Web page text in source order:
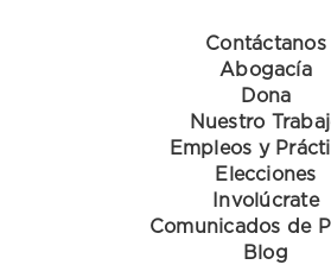
Contáctanos
Abogacía
Dona
Nuestro
Empleos y
Elecciones
Involúcrate
Comunicados de
Blog